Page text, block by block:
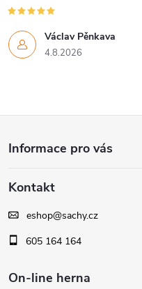
Václav Pěnkava
4.8.2026
p
a
Informace pro vás
Kontakt
eshop@sachy.cz
605 164 164
On-line herna